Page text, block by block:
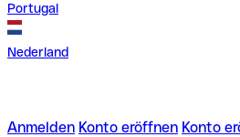
Portugal
Nederland
Anmelden Konto eröffnen Konto